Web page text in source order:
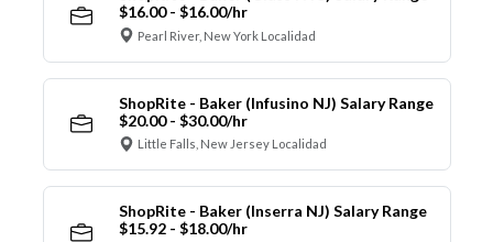
$16.00 - $16.00/hr
Pearl River, New York Localidad
ShopRite - Baker (Infusino NJ) Salary Range
$20.00 - $30.00/hr
Little Falls, New Jersey Localidad
ShopRite - Baker (Inserra NJ) Salary Range
$15.92 - $18.00/hr